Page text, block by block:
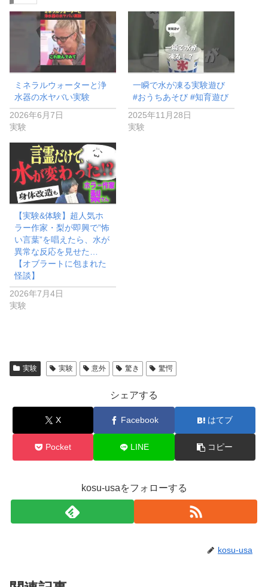
ミネラルウォーターと浄
水器の水ヤバい実験
2026年6月7日
実験
一瞬で水が凍る実験遊び
#おうちあそび #知育遊び
2025年11月28日
実験
【実験&体験】超人気ホ
ラー作家・梨が即興で”怖
い言葉”を唱えたら、水が
異常な反応を見せた…
【オブラートに包まれた
怪談】
2026年7月4日
実験
実験 実験 意外 驚き 驚愕
シェアする
X Facebook はてブ
Pocket LINE コピー
kosu-usaをフォローする
kosu-usa